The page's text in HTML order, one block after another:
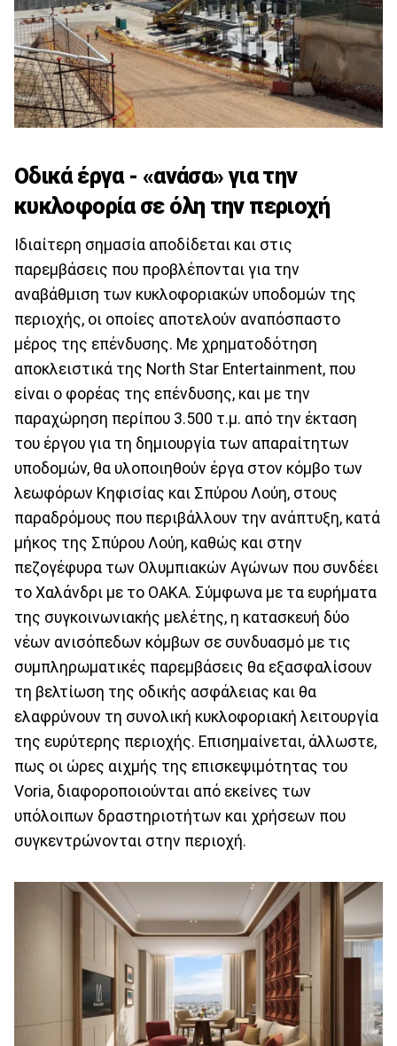
Οδικά έργα - «ανάσα» για την
κυκλοφορία σε όλη την περιοχή
Ιδιαίτερη σημασία αποδίδεται και στις
παρεμβάσεις που προβλέπονται για την
αναβάθμιση των κυκλοφοριακών υποδομών της
περιοχής, οι οποίες αποτελούν αναπόσπαστο
μέρος της επένδυσης. Με χρηματοδότηση
αποκλειστικά της North Star Entertainment, που
είναι ο φορέας της επένδυσης, και με την
παραχώρηση περίπου 3.500 τ.μ. από την έκταση
του έργου για τη δημιουργία των απαραίτητων
υποδομών, θα υλοποιηθούν έργα στον κόμβο των
λεωφόρων Κηφισίας και Σπύρου Λούη, στους
παραδρόμους που περιβάλλουν την ανάπτυξη, κατά
μήκος της Σπύρου Λούη, καθώς και στην
πεζογέφυρα των Ολυμπιακών Αγώνων που συνδέει
το Χαλάνδρι με το ΟΑΚΑ. Σύμφωνα με τα ευρήματα
της συγκοινωνιακής μελέτης, η κατασκευή δύο
νέων ανισόπεδων κόμβων σε συνδυασμό με τις
συμπληρωματικές παρεμβάσεις θα εξασφαλίσουν
τη βελτίωση της οδικής ασφάλειας και θα
ελαφρύνουν τη συνολική κυκλοφοριακή λειτουργία
της ευρύτερης περιοχής. Επισημαίνεται, άλλωστε,
πως οι ώρες αιχμής της επισκεψιμότητας του
Voria, διαφοροποιούνται από εκείνες των
υπόλοιπων δραστηριοτήτων και χρήσεων που
συγκεντρώνονται στην περιοχή.